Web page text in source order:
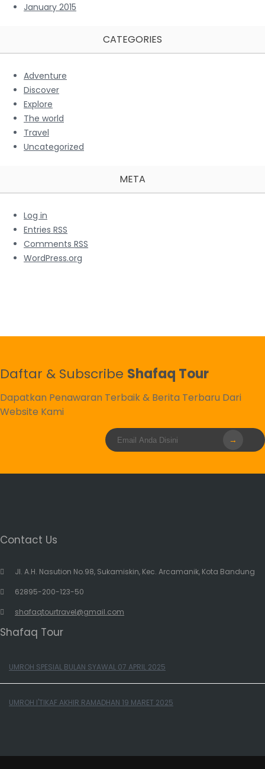
January 2015
CATEGORIES
Adventure
Discover
Explore
The world
Travel
Uncategorized
META
Log in
Entries RSS
Comments RSS
WordPress.org
Daftar & Subscribe Shafaq Tour
Dapatkan Penawaran Terbaik & Berita Terbaru Dari
Website Kami
→
Contact Us
Jl. A.H. Nasution No.98, Sukamiskin, Kec. Arcamanik, Kota Bandung
62895-200-123-50
shafaqtourtravel@gmail.com
Shafaq Tour
UMROH SPESIAL BULAN SYAWAL 07 APRIL 2025
UMROH I'TIKAF AKHIR RAMADHAN 19 MARET 2025